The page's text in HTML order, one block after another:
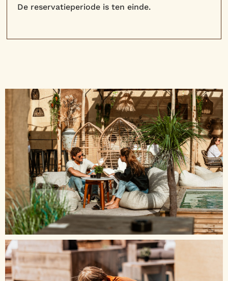
De reservatieperiode is ten einde.